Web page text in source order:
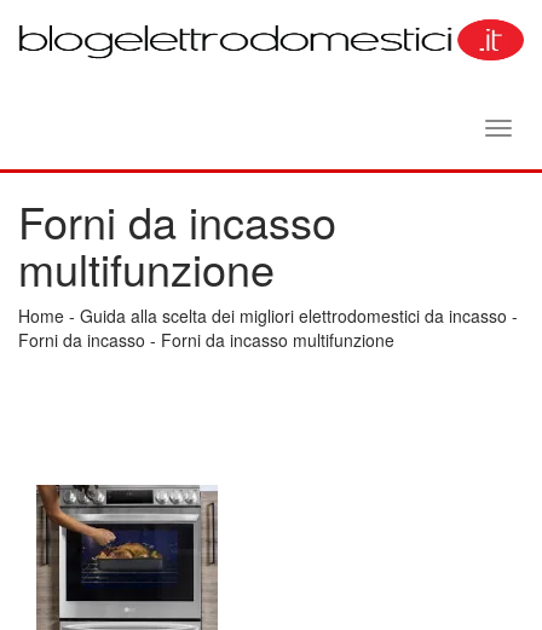
Forni da incasso
multifunzione
Home - Guida alla scelta dei migliori elettrodomestici da incasso -
Forni da incasso - Forni da incasso multifunzione